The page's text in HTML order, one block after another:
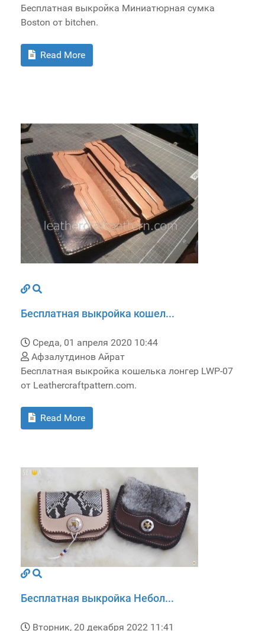
Бесплатная выкройка Миниатюрная сумка
Boston от bitchen.
Read More
Бесплатная выкройка кошел...
Среда, 01 апреля 2020 10:44
Афзалутдинов Айрат
Бесплатная выкройка кошелька лонгер LWP-07
от Leathercraftpattern.com.
Read More
Бесплатная выкройка Небол...
Вторник, 20 декабря 2022 11:41